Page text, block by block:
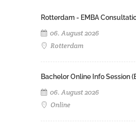
Rotterdam - EMBA
06. August 2026
Rotterdam
Bachelor Online Info Session
06. August 2026
Online